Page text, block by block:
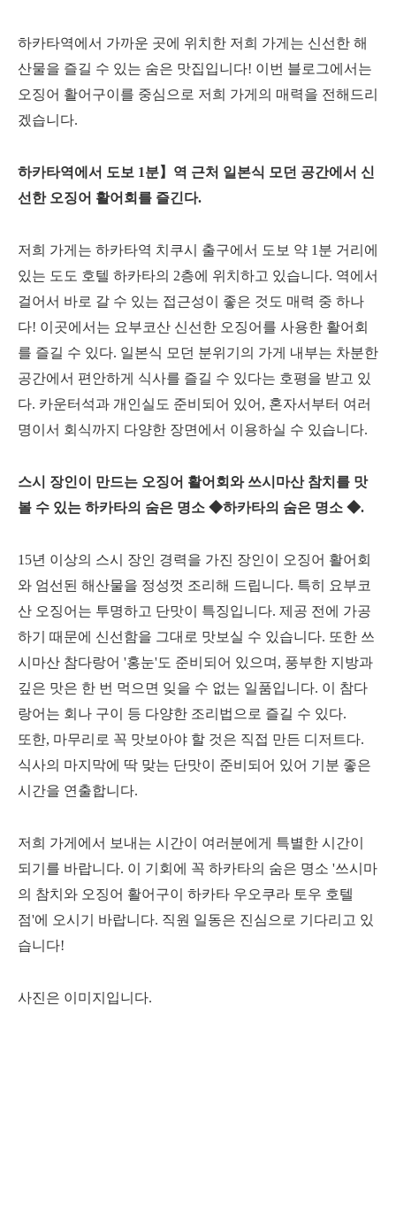
하카타역에서 가까운 곳에 위치한 저희 가게는 신선한 해
산물을 즐길 수 있는 숨은 맛집입니다! 이번 블로그에서는
오징어 활어구이를 중심으로 저희 가게의 매력을 전해드리
겠습니다.
하카타역에서 도보 1분】역 근처 일본식 모던 공간에서 신
선한 오징어 활어회를 즐긴다.
저희 가게는 하카타역 치쿠시 출구에서 도보 약 1분 거리에
있는 도도 호텔 하카타의 2층에 위치하고 있습니다. 역에서
걸어서 바로 갈 수 있는 접근성이 좋은 것도 매력 중 하나
다! 이곳에서는 요부코산 신선한 오징어를 사용한 활어회
를 즐길 수 있다. 일본식 모던 분위기의 가게 내부는 차분한
공간에서 편안하게 식사를 즐길 수 있다는 호평을 받고 있
다. 카운터석과 개인실도 준비되어 있어, 혼자서부터 여러
명이서 회식까지 다양한 장면에서 이용하실 수 있습니다.
스시 장인이 만드는 오징어 활어회와 쓰시마산 참치를 맛
볼 수 있는 하카타의 숨은 명소 ◆하카타의 숨은 명소 ◆.
15년 이상의 스시 장인 경력을 가진 장인이 오징어 활어회
와 엄선된 해산물을 정성껏 조리해 드립니다. 특히 요부코
산 오징어는 투명하고 단맛이 특징입니다. 제공 전에 가공
하기 때문에 신선함을 그대로 맛보실 수 있습니다. 또한 쓰
시마산 참다랑어 '홍눈'도 준비되어 있으며, 풍부한 지방과
깊은 맛은 한 번 먹으면 잊을 수 없는 일품입니다. 이 참다
랑어는 회나 구이 등 다양한 조리법으로 즐길 수 있다.
또한, 마무리로 꼭 맛보아야 할 것은 직접 만든 디저트다.
식사의 마지막에 딱 맞는 단맛이 준비되어 있어 기분 좋은
시간을 연출합니다.
저희 가게에서 보내는 시간이 여러분에게 특별한 시간이
되기를 바랍니다. 이 기회에 꼭 하카타의 숨은 명소 '쓰시마
의 참치와 오징어 활어구이 하카타 우오쿠라 토우 호텔
점'에 오시기 바랍니다. 직원 일동은 진심으로 기다리고 있
습니다!
사진은 이미지입니다.